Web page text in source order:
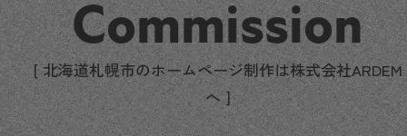
Commission
[ 北海道札幌市のホームページ制作は株式会社ARDEM
へ ]